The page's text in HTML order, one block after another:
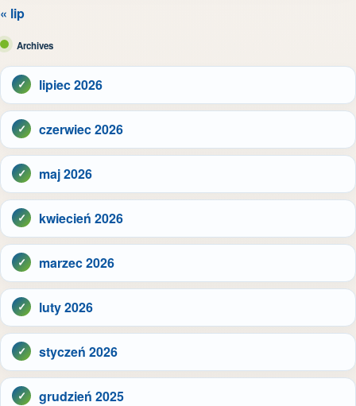
« lip
Archives
lipiec 2026
czerwiec 2026
maj 2026
kwiecień 2026
marzec 2026
luty 2026
styczeń 2026
grudzień 2025